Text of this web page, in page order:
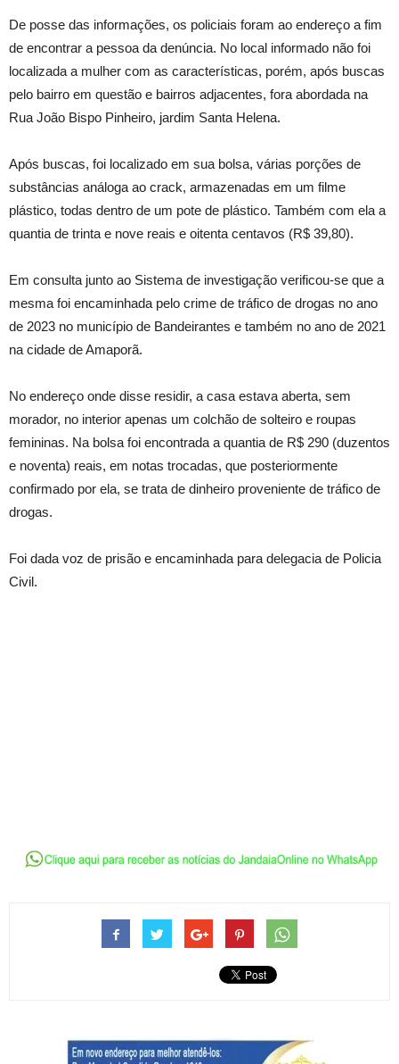
De posse das informações, os policiais foram ao endereço a fim
de encontrar a pessoa da denúncia. No local informado não foi
localizada a mulher com as características, porém, após buscas
pelo bairro em questão e bairros adjacentes, fora abordada na
Rua João Bispo Pinheiro, jardim Santa Helena.
Após buscas, foi localizado em sua bolsa, várias porções de
substâncias análoga ao crack, armazenadas em um filme
plástico, todas dentro de um pote de plástico. Também com ela a
quantia de trinta e nove reais e oitenta centavos (R$ 39,80).
Em consulta junto ao Sistema de investigação verificou-se que a
mesma foi encaminhada pelo crime de tráfico de drogas no ano
de 2023 no município de Bandeirantes e também no ano de 2021
na cidade de Amaporã.
No endereço onde disse residir, a casa estava aberta, sem
morador, no interior apenas um colchão de solteiro e roupas
femininas. Na bolsa foi encontrada a quantia de R$ 290 (duzentos
e noventa) reais, em notas trocadas, que posteriormente
confirmado por ela, se trata de dinheiro proveniente de tráfico de
drogas.
Foi dada voz de prisão e encaminhada para delegacia de Policia
Civil.